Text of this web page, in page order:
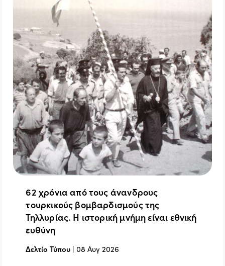
62 χρόνια από τους άνανδρους
τουρκικούς βομβαρδισμούς της
Τηλλυρίας. Η ιστορική μνήμη είναι εθνική
ευθύνη
Δελτίο Τύπου |08 Αυγ 2026